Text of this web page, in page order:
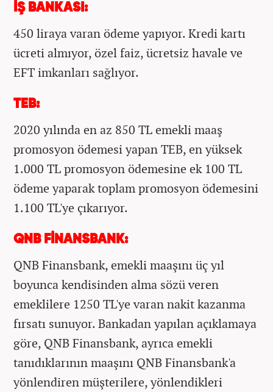
İŞ BANKASI:
450 liraya varan ödeme yapıyor. Kredi kartı
ücreti almıyor, özel faiz, ücretsiz havale ve
EFT imkanları sağlıyor.
TEB:
2020 yılında en az 850 TL emekli maaş
promosyon ödemesi yapan TEB, en yüksek
1.000 TL promosyon ödemesine ek 100 TL
ödeme yaparak toplam promosyon ödemesini
1.100 TL'ye çıkarıyor.
QNB FİNANSBANK:
QNB Finansbank, emekli maaşını üç yıl
boyunca kendisinden alma sözü veren
emeklilere 1250 TL'ye varan nakit kazanma
fırsatı sunuyor. Bankadan yapılan açıklamaya
göre, QNB Finansbank, ayrıca emekli
tanıdıklarının maaşını QNB Finansbank'a
yönlendiren müşterilere, yönlendikleri